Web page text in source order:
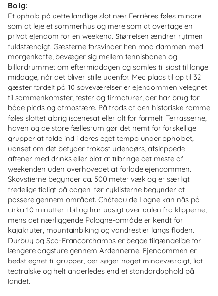
Bolig:
Et ophold på dette landlige slot nær Ferrières føles mindre
som at leje et sommerhus og mere som at overtage en
privat ejendom for en weekend. Størrelsen ændrer rytmen
fuldstændigt. Gæsterne forsvinder hen mod dammen med
morgenkaffe, bevæger sig mellem tennisbanen og
billardrummet om eftermiddagen og samles til sidst til lange
middage, når det bliver stille udenfor. Med plads til op til 32
gæster fordelt på 10 soveværelser er ejendommen velegnet
til sammenkomster, fester og firmaturer, der har brug for
både plads og atmosfære. På trods af den historiske ramme
føles slottet aldrig iscenesat eller alt for formelt. Terrasserne,
haven og de store fællesrum gør det nemt for forskellige
grupper at falde ind i deres eget tempo under opholdet,
uanset om det betyder frokost udendørs, afslappede
aftener med drinks eller blot at tilbringe det meste af
weekenden uden overhovedet at forlade ejendommen.
Skovstierne begynder ca. 500 meter væk og er særligt
fredelige tidligt på dagen, før cyklisterne begynder at
passere gennem området. Château de Logne kan nås på
cirka 10 minutter i bil og har udsigt over dalen fra klipperne,
mens det nærliggende Palogne-område er kendt for
kajakruter, mountainbiking og vandrestier langs floden.
Durbuy og Spa-Francorchamps er begge tilgængelige for
længere dagsture gennem Ardennerne. Ejendommen er
bedst egnet til grupper, der søger noget mindeværdigt, lidt
teatralske og helt anderledes end et standardophold på
landet.